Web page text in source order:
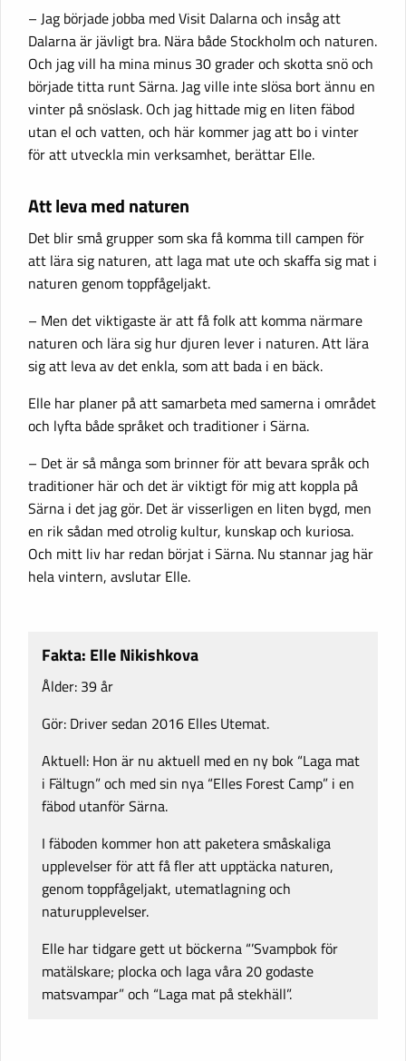
– Jag började jobba med Visit Dalarna och insåg att
Dalarna är jävligt bra. Nära både Stockholm och naturen.
Och jag vill ha mina minus 30 grader och skotta snö och
började titta runt Särna. Jag ville inte slösa bort ännu en
vinter på snöslask. Och jag hittade mig en liten fäbod
utan el och vatten, och här kommer jag att bo i vinter
för att utveckla min verksamhet, berättar Elle.
Att leva med naturen
Det blir små grupper som ska få komma till campen för
att lära sig naturen, att laga mat ute och skaffa sig mat i
naturen genom toppfågeljakt.
– Men det viktigaste är att få folk att komma närmare
naturen och lära sig hur djuren lever i naturen. Att lära
sig att leva av det enkla, som att bada i en bäck.
Elle har planer på att samarbeta med samerna i området
och lyfta både språket och traditioner i Särna.
– Det är så många som brinner för att bevara språk och
traditioner här och det är viktigt för mig att koppla på
Särna i det jag gör. Det är visserligen en liten bygd, men
en rik sådan med otrolig kultur, kunskap och kuriosa.
Och mitt liv har redan börjat i Särna. Nu stannar jag här
hela vintern, avslutar Elle.
Fakta: Elle Nikishkova
Ålder: 39 år
Gör: Driver sedan 2016 Elles Utemat.
Aktuell: Hon är nu aktuell med en ny bok “Laga mat
i Fältugn” och med sin nya “Elles Forest Camp” i en
fäbod utanför Särna.
I fäboden kommer hon att paketera småskaliga
upplevelser för att få fler att upptäcka naturen,
genom toppfågeljakt, utematlagning och
naturupplevelser.
Elle har tidgare gett ut böckerna “’Svampbok för
matälskare; plocka och laga våra 20 godaste
matsvampar” och “Laga mat på stekhäll”.